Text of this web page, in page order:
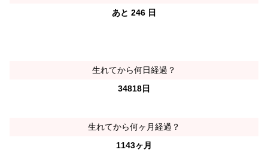
あと 246 日
生れてから何日経過？
34818日
生れてから何ヶ月経過？
1143ヶ月